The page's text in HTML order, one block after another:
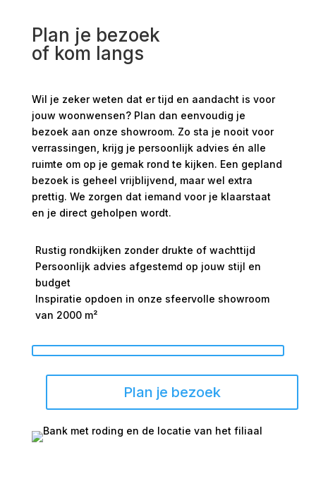
Plan je bezoek
of kom langs
Wil je zeker weten dat er tijd en aandacht is voor
jouw woonwensen? Plan dan eenvoudig je
bezoek aan onze showroom. Zo sta je nooit voor
verrassingen, krijg je persoonlijk advies én alle
ruimte om op je gemak rond te kijken. Een gepland
bezoek is geheel vrijblijvend, maar wel extra
prettig. We zorgen dat iemand voor je klaarstaat
en je direct geholpen wordt.
Rustig rondkijken zonder drukte of wachttijd
Persoonlijk advies afgestemd op jouw stijl en
budget
Inspiratie opdoen in onze sfeervolle showroom
van 2000 m²
Plan je bezoek